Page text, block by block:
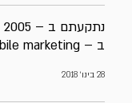
ב – mobile marketing
28 בינו׳ 2018